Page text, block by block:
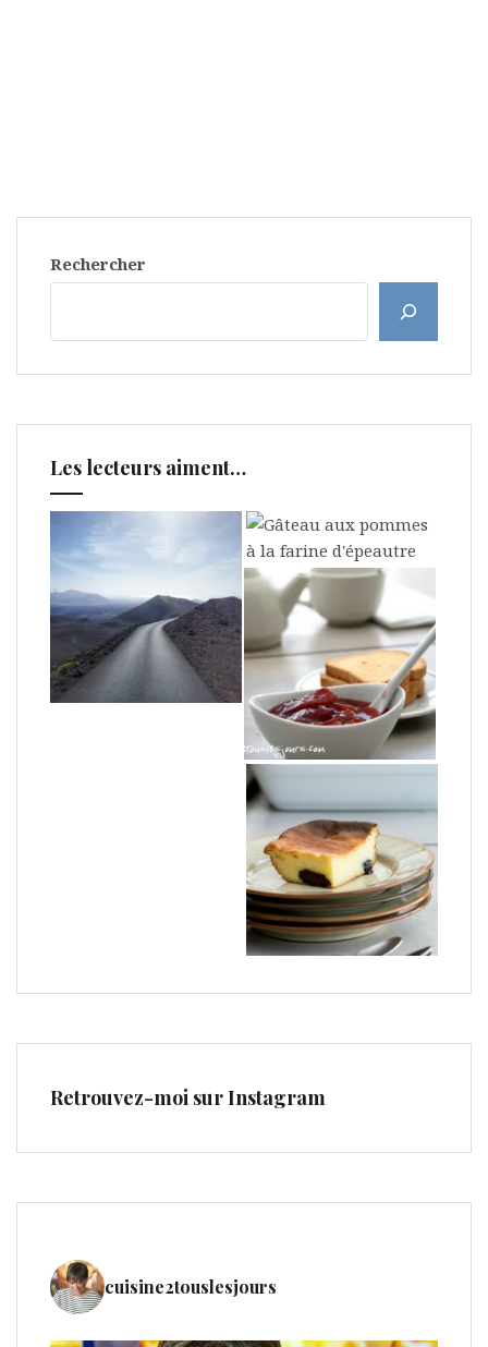
Rechercher
Les lecteurs aiment…
Retrouvez-moi sur Instagram
cuisine2touslesjours